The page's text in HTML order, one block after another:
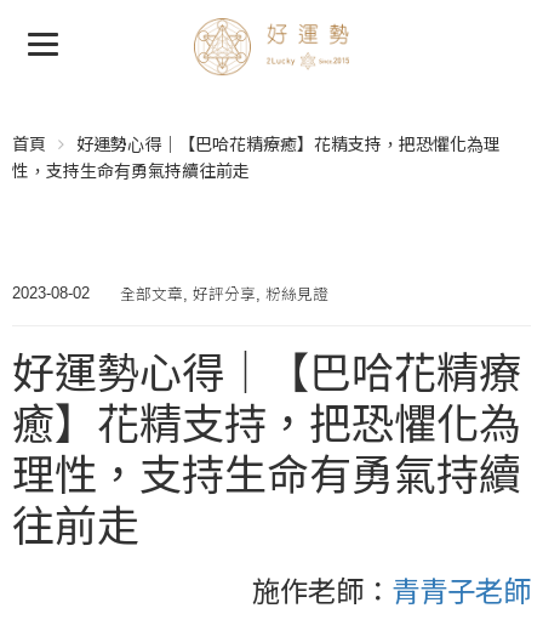
首頁
好運勢心得｜【巴哈花精療癒】花精支持，把恐懼化為理
性，支持生命有勇氣持續往前走
2023-08-02 全部文章, 好評分享, 粉絲見證
好運勢心得｜【巴哈花精療
癒】花精支持，把恐懼化為
理性，支持生命有勇氣持續
往前走
施作老師： 青青子老師